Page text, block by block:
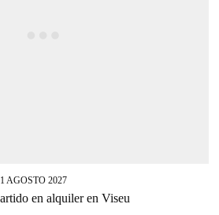
AGOSTO 2027
en alquiler en Viseu